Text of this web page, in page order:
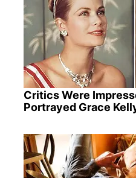
Critics Were
Portrayed Grace